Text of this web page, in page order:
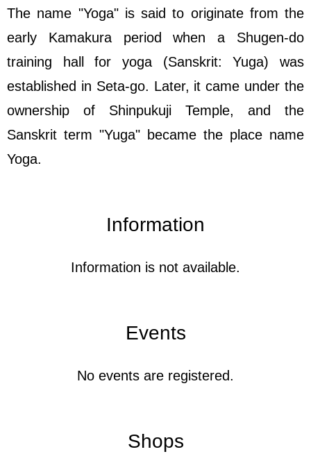
The name "Yoga" is said to originate from the
early Kamakura period when a Shugen-do
training hall for yoga (Sanskrit: Yuga) was
established in Seta-go. Later, it came under the
ownership of Shinpukuji Temple, and the
Sanskrit term "Yuga" became the place name
Yoga.
Information
Information is not available.
Events
No events are registered.
Shops